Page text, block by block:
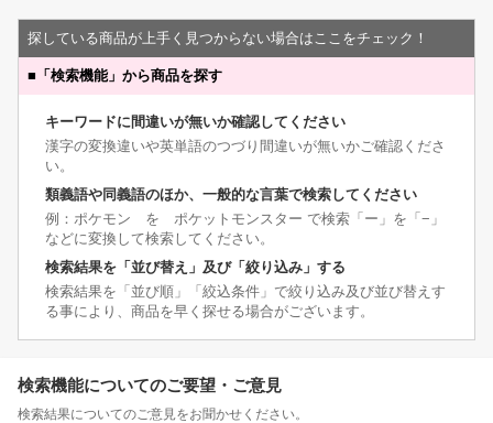
探している商品が上手く見つからない場合はここをチェック！
■ 「検索機能」から商品を探す
キーワードに間違いが無いか確認してください
漢字の変換違いや英単語のつづり間違いが無いかご確認くださ
い。
類義語や同義語のほか、一般的な言葉で検索してください
例：ポケモン を ポケットモンスター で検索「ー」を「−」
などに変換して検索してください。
検索結果を「並び替え」及び「絞り込み」する
検索結果を「並び順」「絞込条件」で絞り込み及び並び替えす
る事により、商品を早く探せる場合がございます。
検索機能についてのご要望・ご意見
検索結果についてのご意見をお聞かせください。